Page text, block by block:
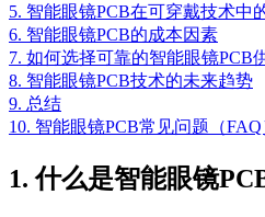
5. 智能眼镜PCB在可穿戴技术中
6. 智能眼镜PCB的成本因素
7. 如何选择可靠的智能眼镜PCB
8. 智能眼镜PCB技术的未来趋势
9. 总结
10. 智能眼镜PCB常见问题（FAQ
1. 什么是智能眼镜